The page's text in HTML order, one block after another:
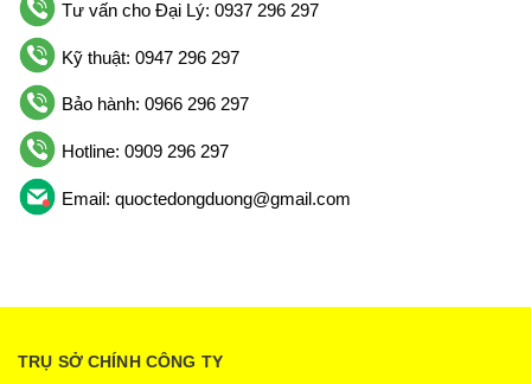
Tư vấn cho Đại Lý: 0937 296 297
Kỹ thuật: 0947 296 297
Bảo hành: 0966 296 297
Hotline: 0909 296 297
Email: quoctedongduong@gmail.com
TRỤ SỞ CHÍNH CÔNG TY